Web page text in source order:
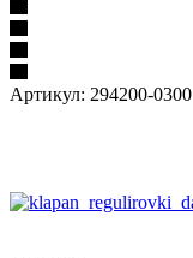
Артикул: 294200-0300